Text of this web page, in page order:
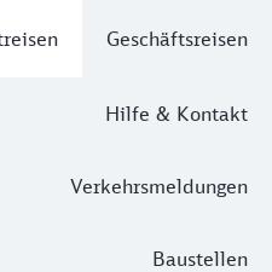
Geschäftsreisen
Hilfe & Kontakt
Verkehrsmeldungen
Baustellen